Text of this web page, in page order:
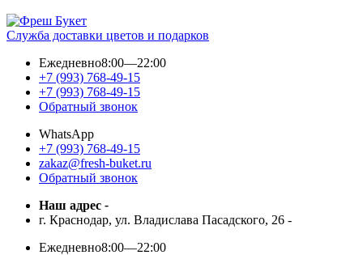
Служба доставки цветов и подарков
Ежедневно8:00—22:00
+7 (993) 768-49-15
+7 (993) 768-49-15
Обратный звонок
WhatsApp
+7 (993) 768-49-15
zakaz@fresh-buket.ru
Обратный звонок
Наш адрес -
г. Краснодар, ул. Владислава Пасадского, 26 -
Ежедневно8:00—22:00